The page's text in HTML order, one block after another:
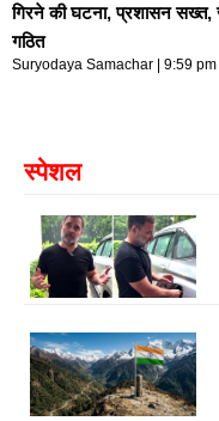
गिरने की घटना, प्रशासन सख्त,
गठित
Suryodaya Samachar 9:59 pm
स्पेशल